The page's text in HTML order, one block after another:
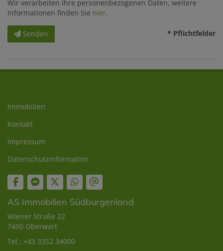
Wir verarbeiten Ihre personenbezogenen Daten, weitere
Informationen finden Sie hier.
Senden * Pflichtfelder
Immobilien
Kontakt
Impressum
Datenschutzinformation
AS Immobilien Südburgenland
Wiener Straße 22
7400 Oberwart
Tel.: +43 3352 34000